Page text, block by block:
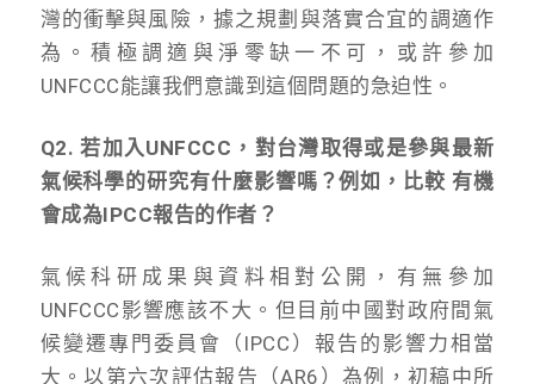
灣的衝擊與風險，據之規劃與落實合宜的調適作
為。積極調適與淨零缺一不可，或許參加
UNFCCC能讓我們意識到這個問題的急迫性。
Q2. 若加入UNFCCC，對台灣取得或是參與最新
氣候科學的研究有什麼影響嗎？例如，比較 有機
會成為IPCC報告的作者？
氣候科研成果與資料相對公開，有無參加
UNFCCC影響應該不大。但目前中國對政府間氣
候變遷專門委員會（IPCC）報告的影響力相當
大。以第六次評估報告（AR6）為例，初稿中所